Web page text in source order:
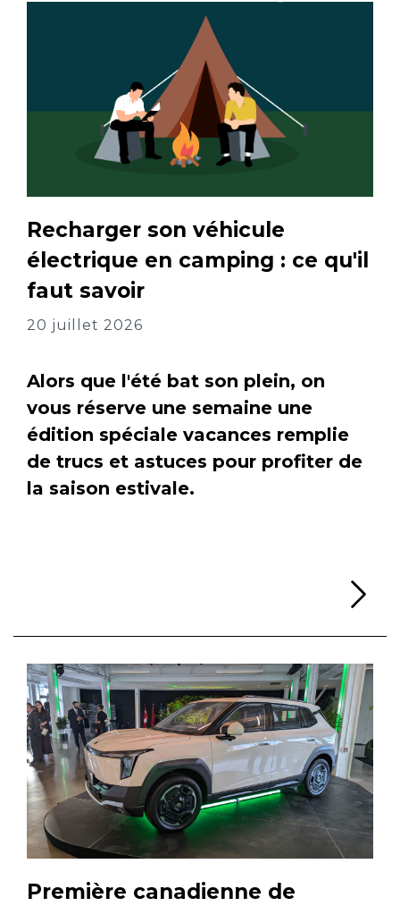
Recharger son véhicule
électrique en camping : ce qu'il
faut savoir
20 juillet 2026
Alors que l'été bat son plein, on
vous réserve une semaine une
édition spéciale vacances remplie
de trucs et astuces pour profiter de
la saison estivale.
Première canadienne de